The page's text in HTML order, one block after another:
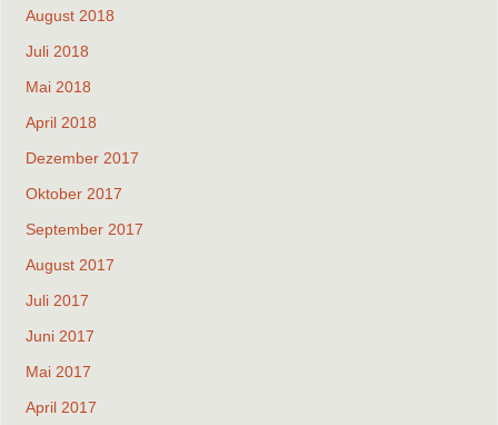
August 2018
Juli 2018
Mai 2018
April 2018
Dezember 2017
Oktober 2017
September 2017
August 2017
Juli 2017
Juni 2017
Mai 2017
April 2017